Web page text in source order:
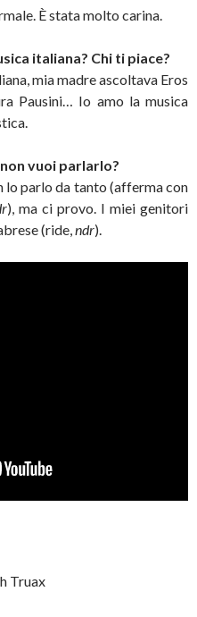
È stata molto carina.
italiana? Chi ti piace?
mia madre ascoltava Eros
Pausini… Io amo la musica
vuoi parlarlo?
lo parlo da tanto (afferma con
), ma ci provo. I miei genitori
(ride, ndr).
Truax